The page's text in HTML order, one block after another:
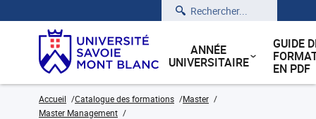
Rechercher
ANNÉE
UNIVERSITAIRE
GUIDE
EN PDF
Accueil Catalogue des formations
Master
Master Management